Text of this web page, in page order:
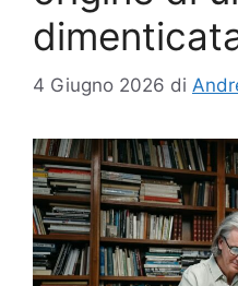
4 Giugno 2026 di